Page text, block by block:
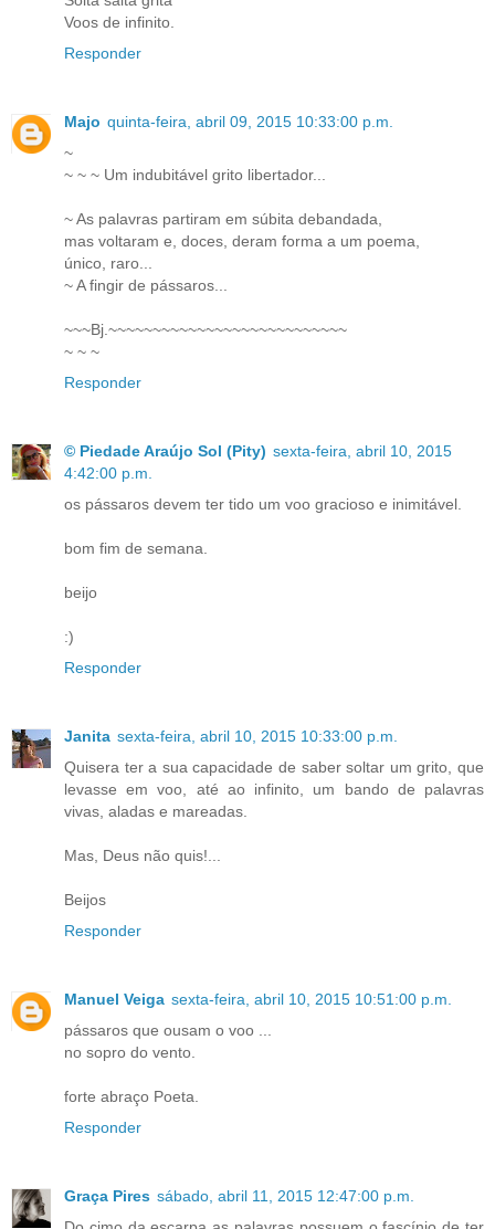
Voos de infinito.
Responder
Majo quinta-feira, abril 09, 2015 10:33:00 p.m.
~
~ ~ ~ Um indubitável grito libertador...
~ As palavras partiram em súbita debandada,
mas voltaram e, doces, deram forma a um poema,
único, raro...
~ A fingir de pássaros...
~~~Bj.~~~~~~~~~~~~~~~~~~~~~~~~~~~
~ ~ ~
Responder
© Piedade Araújo Sol (Pity) sexta-feira, abril 10, 2015
4:42:00 p.m.
os pássaros devem ter tido um voo gracioso e inimitável.
bom fim de semana.
beijo
:)
Responder
Janita sexta-feira, abril 10, 2015 10:33:00 p.m.
Quisera ter a sua capacidade de saber soltar um grito, que
levasse em voo, até ao infinito, um bando de palavras
vivas, aladas e mareadas.
Mas, Deus não quis!...
Beijos
Responder
Manuel Veiga sexta-feira, abril 10, 2015 10:51:00 p.m.
pássaros que ousam o voo ...
no sopro do vento.
forte abraço Poeta.
Responder
Graça Pires sábado, abril 11, 2015 12:47:00 p.m.